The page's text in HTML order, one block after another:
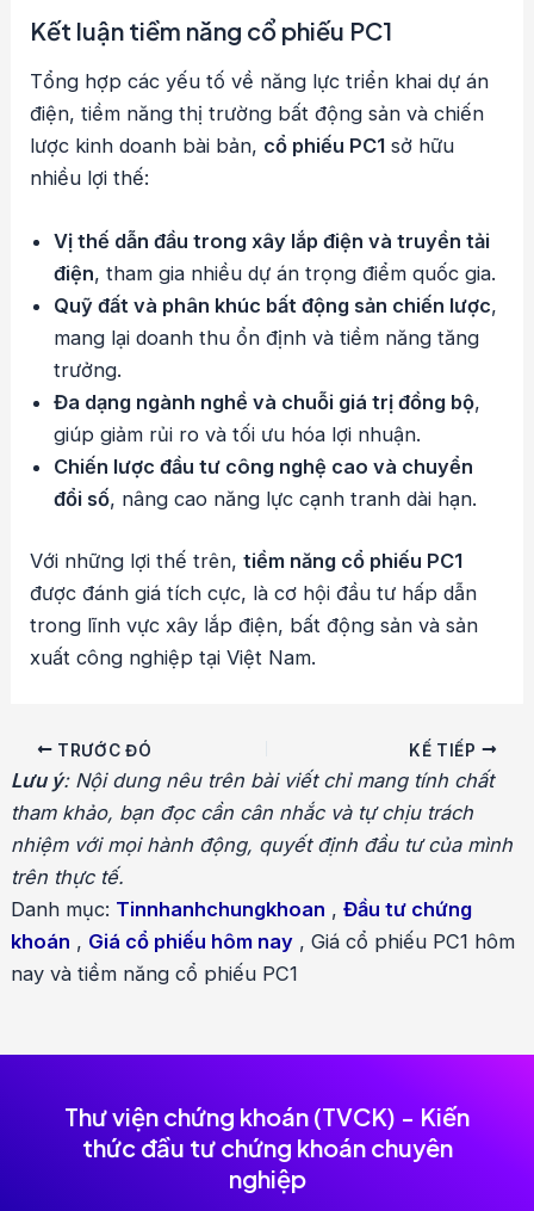
Kết luận tiềm năng cổ phiếu PC1
Tổng hợp các yếu tố về năng lực triển khai dự án
điện, tiềm năng thị trường bất động sản và chiến
lược kinh doanh bài bản, cổ phiếu PC1 sở hữu
nhiều lợi thế:
Vị thế dẫn đầu trong xây lắp điện và truyền tải
điện, tham gia nhiều dự án trọng điểm quốc gia.
Quỹ đất và phân khúc bất động sản chiến lược,
mang lại doanh thu ổn định và tiềm năng tăng
trưởng.
Đa dạng ngành nghề và chuỗi giá trị đồng bộ,
giúp giảm rủi ro và tối ưu hóa lợi nhuận.
Chiến lược đầu tư công nghệ cao và chuyển
đổi số, nâng cao năng lực cạnh tranh dài hạn.
Với những lợi thế trên,tiềm năng cổ phiếu PC1
được đánh giá tích cực, là cơ hội đầu tư hấp dẫn
trong lĩnh vực xây lắp điện, bất động sản và sản
xuất công nghiệp tại Việt Nam.
Điều
hướng
bài
viết
TRƯỚC ĐÓ KẾ TIẾP
Lưu ý: Nội dung nêu trên bài viết chỉ mang tính chất
tham khảo, bạn đọc cần cân nhắc và tự chịu trách
nhiệm với mọi hành động, quyết định đầu tư của mình
trên thực tế.
Danh mục: Tinnhanhchungkhoan , Đầu tư chứng
khoán , Giá cổ phiếu hôm nay, Giá cổ phiếu PC1 hôm
nay và tiềm năng cổ phiếu PC1
Thư viện chứng khoán (TVCK) - Kiến
thức đầu tư chứng khoán chuyên
nghiệp